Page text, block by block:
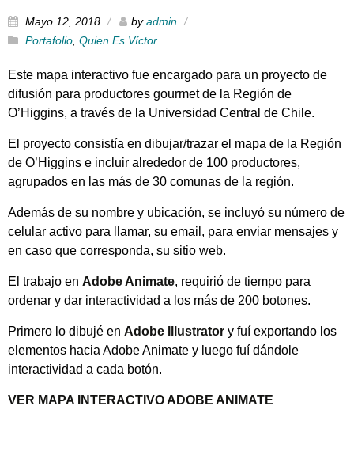
Mayo 12, 2018 byadmin
Portafolio Quien Es Víctor
Este mapa interactivo fue encargado para un proyecto de
difusión para productores gourmet de la Región de
O’Higgins, a través de la Universidad Central de Chile.
El proyecto consistía en dibujar/trazar el mapa de la Región
de O’Higgins e incluir alrededor de 100 productores,
agrupados en las más de 30 comunas de la región.
Además de su nombre y ubicación, se incluyó su número de
celular activo para llamar, su email, para enviar mensajes y
en caso que corresponda, su sitio web.
El trabajo en Adobe Animate, requirió de tiempo para
ordenar y dar interactividad a los más de 200 botones.
Primero lo dibujé en Adobe Illustrator y fuí exportando los
elementos hacia Adobe Animate y luego fuí dándole
interactividad a cada botón.
VER MAPA INTERACTIVO ADOBE ANIMATE